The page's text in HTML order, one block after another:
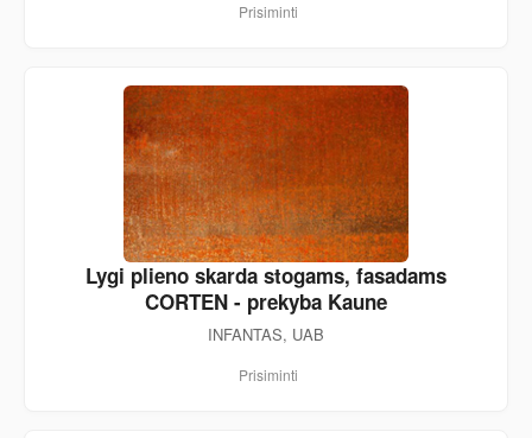
Prisiminti
Lygi plieno skarda stogams, fasadams
CORTEN - prekyba Kaune
INFANTAS, UAB
Prisiminti